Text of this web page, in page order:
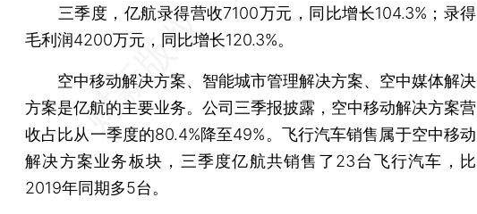
三季度，亿航录得营收7100万元，同比增长104.3%；录得
毛利润4200万元，同比增长120.3%。
空中移动解决方案、智能城市管理解决方案、空中媒体解决
方案是亿航的主要业务。公司三季报披露，空中移动解决方案营
收占比从一季度的80.4%降至49%。飞行汽车销售属于空中移动
解决方案业务板块，三季度亿航共销售了23台飞行汽车，比
2019年同期多5台。